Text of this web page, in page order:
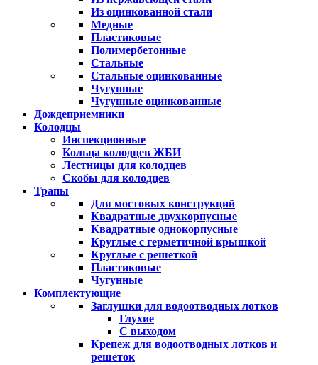
Из оцинкованной стали
Медные
Пластиковые
Полимербетонные
Стальные
Стальные оцинкованные
Чугунные
Чугунные оцинкованные
Дождеприемники
Колодцы
Инспекционные
Кольца колодцев ЖБИ
Лестницы для колодцев
Скобы для колодцев
Трапы
Для мостовых конструкций
Квадратные двухкорпусные
Квадратные однокорпусные
Круглые с герметичной крышкой
Круглые с решеткой
Пластиковые
Чугунные
Комплектующие
Заглушки для водоотводных лотков
Глухие
С выходом
Крепеж для водоотводных лотков и
решеток